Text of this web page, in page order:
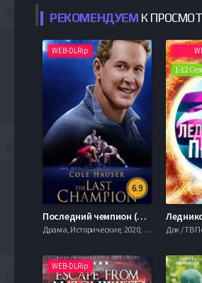
РЕКОМЕНДУЕМ К
WEB-DLRip
6.9
Последний чемпион (2020)
Драма, Исторические, 2020, 720hd, mobilen
1-12
Док / ТВ
WEB-DLRip